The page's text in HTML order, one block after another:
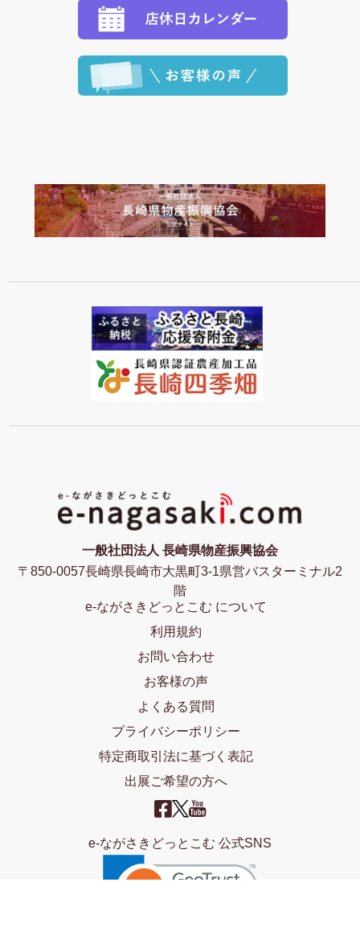
程に合わせてお届けいたします。）
一般社団法人 長崎県物産振興協会
〒850-0057長崎県長崎市大黒町3-1県営バスターミナル2
階
e-ながさきどっとこむ について
利用規約
お問い合わせ
お客様の声
よくある質問
プライバシーポリシー
特定商取引法に基づく表記
出展ご希望の方へ
e-ながさきどっとこむ 公式SNS